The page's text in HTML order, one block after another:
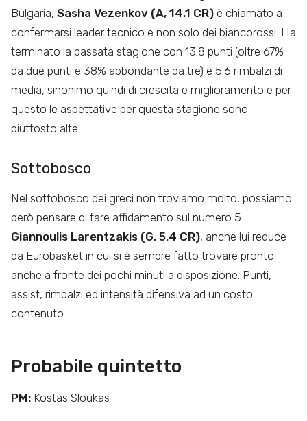
Bulgaria, Sasha Vezenkov (A, 14.1 CR) è chiamato a
confermarsi leader tecnico e non solo dei biancorossi. Ha
terminato la passata stagione con 13.8 punti (oltre 67%
da due punti e 38% abbondante da tre) e 5.6 rimbalzi di
media, sinonimo quindi di crescita e miglioramento e per
questo le aspettative per questa stagione sono
piuttosto alte.
Sottobosco
Nel sottobosco dei greci non troviamo molto, possiamo
però pensare di fare affidamento sul numero 5
Giannoulis Larentzakis (G, 5.4 CR), anche lui reduce
da Eurobasket in cui si è sempre fatto trovare pronto
anche a fronte dei pochi minuti a disposizione. Punti,
assist, rimbalzi ed intensità difensiva ad un costo
contenuto.
Probabile quintetto
PM: Kostas Sloukas